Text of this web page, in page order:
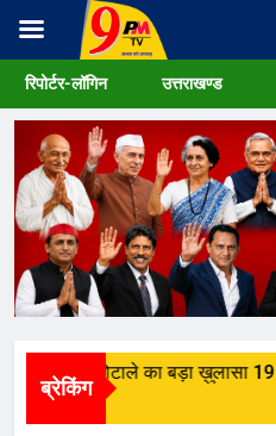
Skip
content
रिपोर्टर-लॉगिन उत्तराखण्ड
ब्रेकिंग
घोटाले का बड़ा ख़ुलासा 19